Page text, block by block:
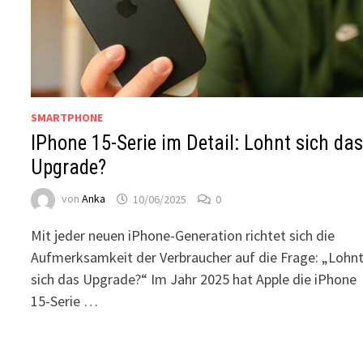
SMARTPHONE
IPhone 15-Serie im Detail: Lohnt sich das
Upgrade?
vonAnka 10/06/2025 0
Mit jeder neuen iPhone-Generation richtet sich die
Aufmerksamkeit der Verbraucher auf die Frage:
sich das Upgrade?“ Im Jahr 2025 hat Apple die iPhone
15-Serie …